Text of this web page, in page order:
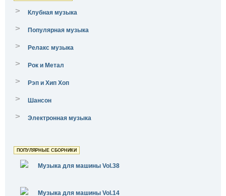
> Клубная музыка
> Популярная музыка
> Релакс музыка
> Рок и Метал
> Рэп и Хип Хоп
> Шансон
> Электронная музыка
ПОПУЛЯРНЫЕ СБОРНИКИ
Музыка для машины Vol.38
Музыка для машины Vol.14